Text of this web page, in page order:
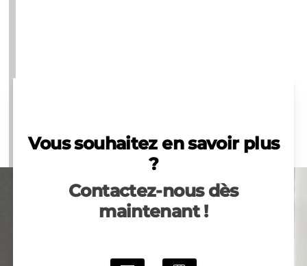
Vous souhaitez en savoir plus
?
Contactez-nous dès
maintenant !